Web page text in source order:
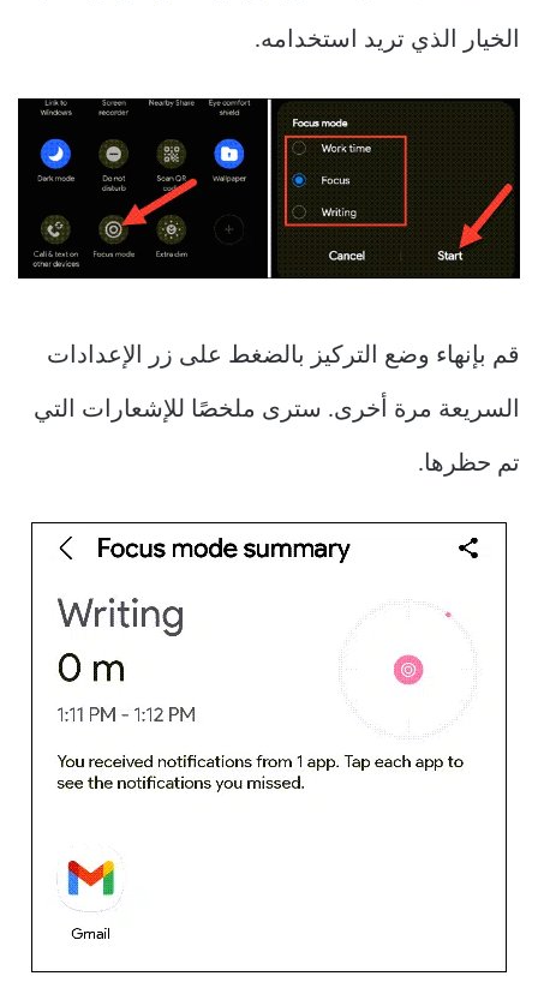
الخيار الذي تريد استخدامه.
قم بإنهاء وضع التركيز بالضغط على زر الإعدادات
السريعة مرة أخرى. سترى ملخصًا للإشعارات التي
تم حظرها.